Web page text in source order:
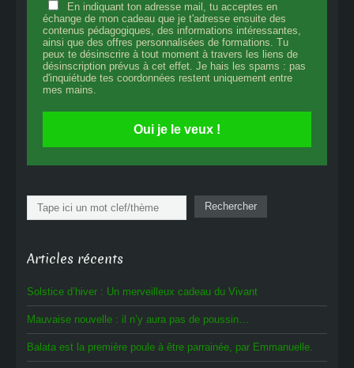
En indiquant ton adresse mail, tu acceptes en
échange de mon cadeau que je t'adresse ensuite des
contenus pédagogiques, des informations intéressantes,
ainsi que des offres personnalisées de formations. Tu
peux te désinscrire à tout moment à travers les liens de
désinscription prévus à cet effet. Je hais les spams : pas
d'inquiétude tes coordonnées restent uniquement entre
mes mains.
Oui je le veux !
Rechercher Rechercher
Articles récents
Solstice d’hiver : Un merveilleux cadeau du Vivant
Mauvaise nouvelle : il n’y aura pas de poussin…
Balata est la première poule à être parrainée, par Emmanuelle.